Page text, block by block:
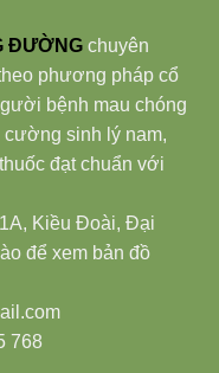
ĐƯỜNG chuyên
phương pháp cổ
bệnh mau chóng
cường sinh lý nam,
đạt chuẩn với
Kiều Đoài, Đại
để xem bản đồ
768